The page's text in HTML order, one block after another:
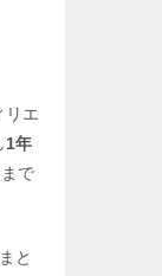
リエ
1年
で
と